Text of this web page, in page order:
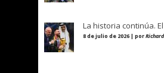
La historia continúa.
8 de julio de 2026 | por